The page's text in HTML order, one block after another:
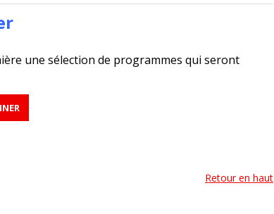
une sélection de programmes qui seront
Retour en haut